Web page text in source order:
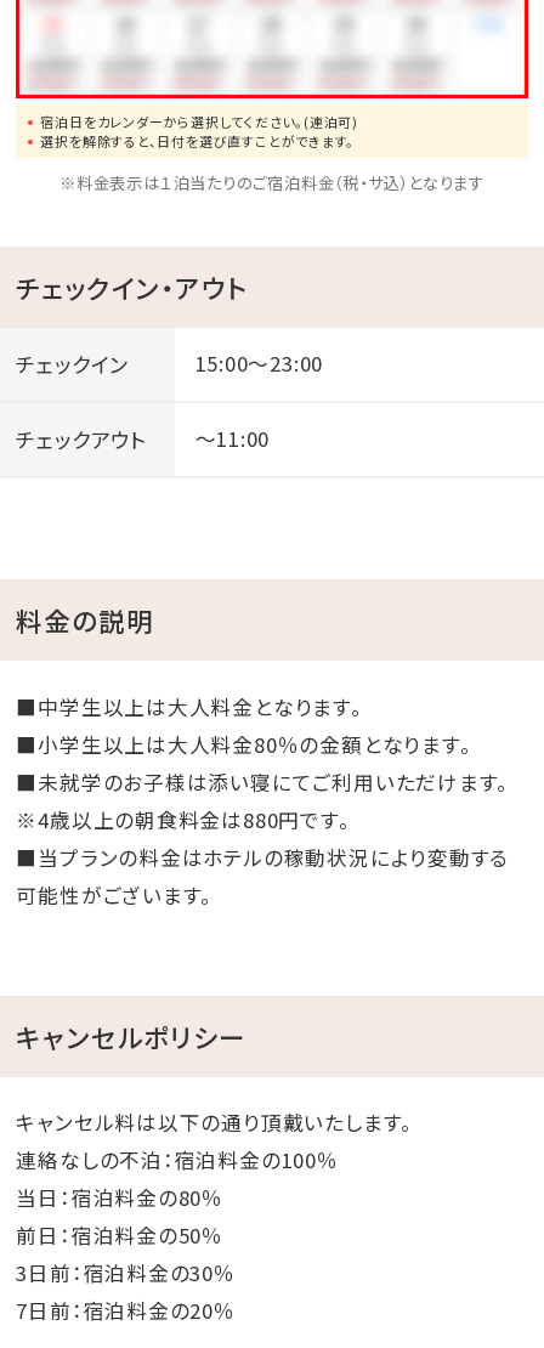
宿泊日をカレンダーから選択してください。(連泊可)
選択を解除すると、日付を選び直すことができます。
※料金表示は１泊当たりのご宿泊料金（税・サ込）となります
チェックイン・アウト
チェックイン 15:00～23:00
チェックアウト ～11:00
料金の説明
■中学生以上は大人料金となります。
■小学生以上は大人料金80％の金額となります。
■未就学のお子様は添い寝にてご利用いただけます。
※4歳以上の朝食料金は880円です。
■当プランの料金はホテルの稼動状況により変動する
可能性がございます。
キャンセルポリシー
キャンセル料は以下の通り頂戴いたします。
連絡なしの不泊：宿泊料金の100％
当日：宿泊料金の80％
前日：宿泊料金の50％
3日前：宿泊料金の30％
7日前：宿泊料金の20％